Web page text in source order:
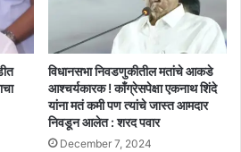
विधानसभा निवडणुकीतील मतांचे आकडे
आश्चर्यकारक ! काँग्रेसपेक्षा एकनाथ शिंदे
यांना मतं कमी पण त्यांचे जास्त आमदार
निवडून आलेत : शरद पवार
December 7, 2024